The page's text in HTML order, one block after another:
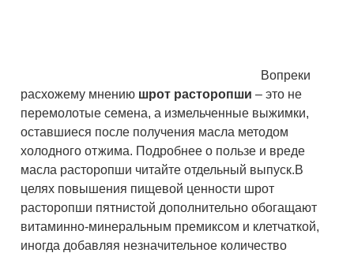
Вопреки
расхожему мнению шрот расторопши – это не
перемолотые семена, а измельченные выжимки,
оставшиеся после получения масла методом
холодного отжима. Подробнее о пользе и вреде
масла расторопши читайте отдельный выпуск.В
целях повышения пищевой ценности шрот
расторопши пятнистой дополнительно обогащают
витаминно-минеральным премиксом и клетчаткой,
иногда добавляя незначительное количество